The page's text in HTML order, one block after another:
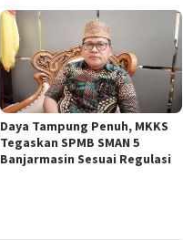
Daya Tampung Penuh, MKKS
Tegaskan SPMB SMAN 5
Banjarmasin Sesuai Regulasi